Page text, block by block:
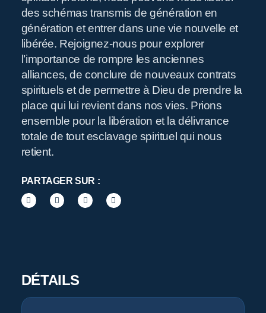
des schémas transmis de génération en
génération et entrer dans une vie nouvelle et
libérée. Rejoignez-nous pour explorer
l’importance de rompre les anciennes
alliances, de conclure de nouveaux contrats
spirituels et de permettre à Dieu de prendre la
place qui lui revient dans nos vies. Prions
ensemble pour la libération et la délivrance
totale de tout esclavage spirituel qui nous
retient.
PARTAGER SUR :
DÉTAILS